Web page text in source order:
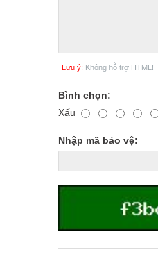
Lưu ý: Không hỗ trợ HTML!
Bình chọn:
Xấu
Nhập mã bảo vệ: